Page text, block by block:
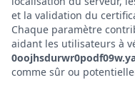
et la validation du
Chaque paramètre
aidant les utilisateurs à
comme sûr ou